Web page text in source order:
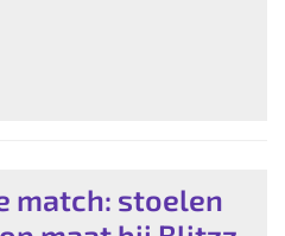
match: stoelen